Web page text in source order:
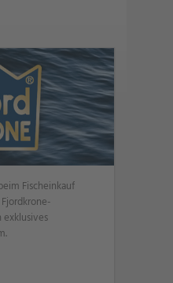
Fischeinkauf
exklusives